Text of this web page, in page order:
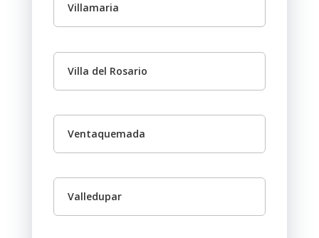
Villamaria
Villa del Rosario
Ventaquemada
Valledupar